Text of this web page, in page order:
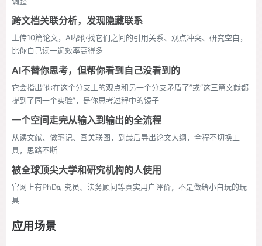
跨文档关联分析，发现隐藏联系
上传10篇论文，AI帮你找它们之间的引用关系、观点冲突、研究空白，
比你自己读一遍效率高得多
AI不替你思考，但帮你看到自己没看到的
它会指出“你在这个分支上的观点和另一个分支矛盾了”或“这三篇文献都
提到了同一个实验”，是你思考过程中的镜子
一个空间走完从输入到输出的全流程
从读文献、做笔记、画关联图，到最后导出论文大纲，全程不切换工
具，思路不断
被全球顶尖大学和研究机构的人使用
官网上有PhD研究员、法务顾问等真实用户评价，不是做给小白玩的玩
具
应用场景